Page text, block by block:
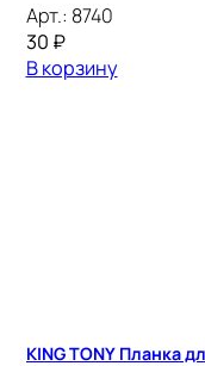
Арт.: 8740
30 ₽
В корзину
KING TONY Планка